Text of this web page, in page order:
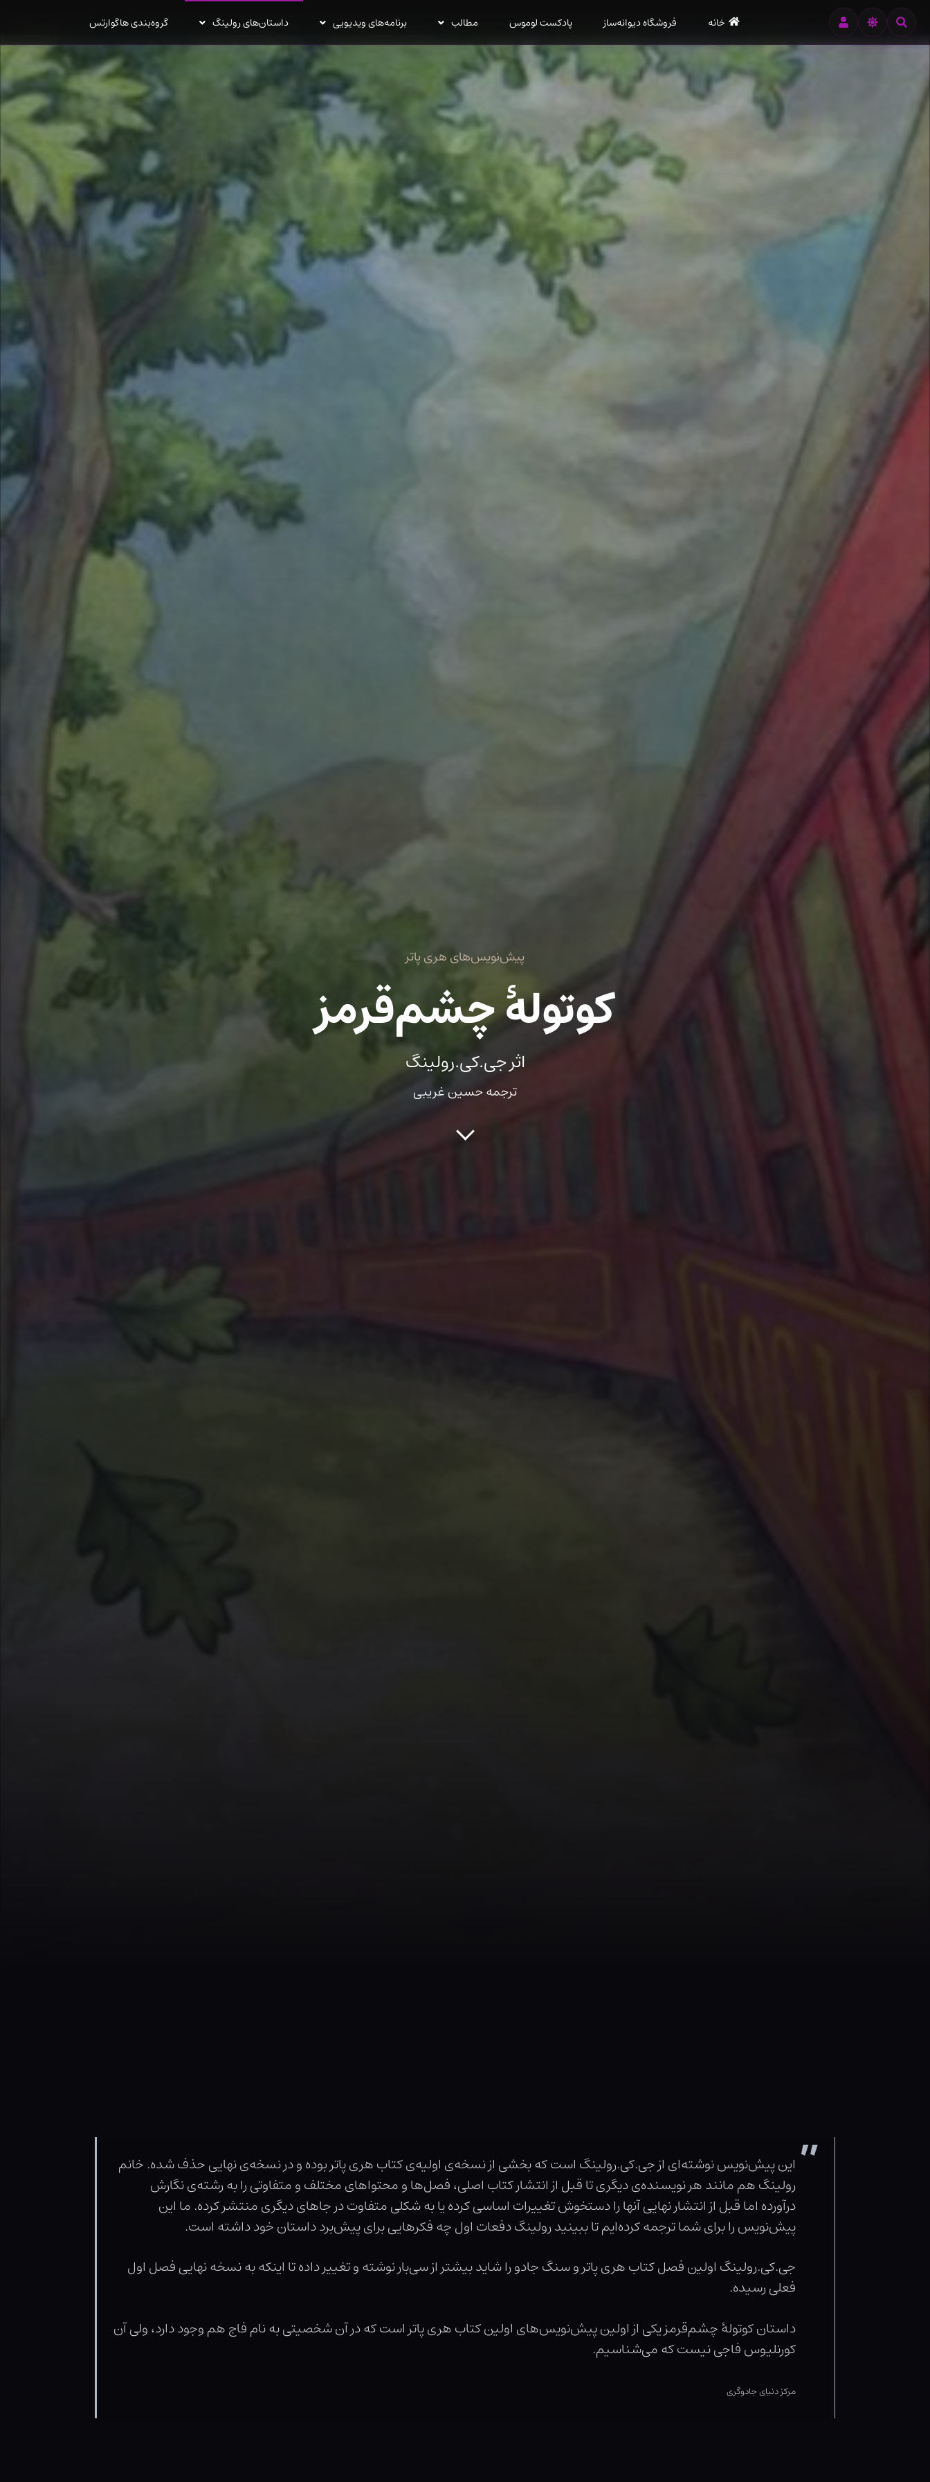
ورود
به
اصلی
خانه فروشگاه دیوانه‌ساز پادکست لوموس مطالب برنامه‌های ویدیویی داستان‌های رولینگ گروه‌بندی هاگوارتس
پیش‌نویس‌های هری پاتر
کوتولۀ چشم‌قرمز
اثر جی.کی.رولینگ
ترجمه حسین غریبی
این پیش‌نویس نوشته‌ای از جی.کی.رولینگ است که بخشی از نسخه‌ی اولیه‌ی کتاب هری پاتر بوده و در نسخه‌ی نهایی حذف شده. خانم
رولینگ هم مانند هر نویسنده‌ی دیگری تا قبل از انتشار کتاب اصلی، فصل‌ها و محتواهای مختلف و متفاوتی را به رشته‌ی نگارش
درآورده اما قبل از انتشار نهایی آنها را دستخوش تغییرات اساسی کرده یا به شکلی متفاوت در جاهای دیگری منتشر کرده. ما این
پیش‌نویس را برای شما ترجمه کرده‌ایم تا ببینید رولینگ دفعات اول چه فکرهایی برای پیش‌برد داستان خود داشته است.
جی.کی.رولینگ اولین فصل کتاب هری پاتر و سنگ جادو را شاید بیشتر از سی‌بار نوشته و تغییر داده تا اینکه به نسخه نهایی فصل اول
فعلی رسیده.
داستان کوتولۀ چشم‌قرمز یکی از اولین پیش‌نویس‌های اولین کتاب هری پاتر است که در آن شخصیتی به نام فاج هم وجود دارد، ولی آن
کورنلیوس فاجی نیست که می‌شناسیم.
مرکز دنیای جادوگری